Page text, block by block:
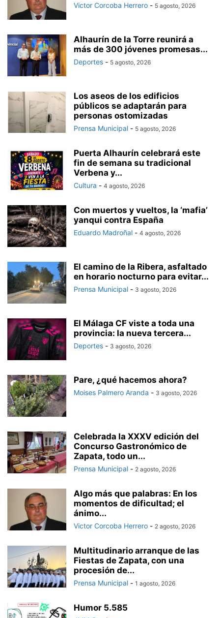
Victor Corcoba Herrero - 5 agosto, 2026
Alhaurín de la Torre reunirá a
más de 300 jóvenes promesas...
Deportes - 5 agosto, 2026
Los aseos de los edificios
públicos se adaptarán para
personas ostomizadas
Prensa Municipal - 5 agosto, 2026
Puerta Alhaurín celebrará este
fin de semana su tradicional
Verbena y...
Cultura - 4 agosto, 2026
Con muertos y vueltos, la ‘mafia’
yanqui contra España
Eduardo Madroñal - 4 agosto, 2026
El camino de la Ribera, asfaltado
en horario nocturno para evitar...
Prensa Municipal - 3 agosto, 2026
El Málaga CF viste a toda una
provincia: la nueva tercera...
Deportes - 3 agosto, 2026
Pare, ¿qué hacemos ahora?
Moises Palmero Aranda - 3 agosto, 2026
Celebrada la XXXV edición del
Concurso Gastronómico de
Zapata, todo un...
Prensa Municipal - 2 agosto, 2026
Algo más que palabras: En los
momentos de dificultad; el
ánimo...
Victor Corcoba Herrero - 2 agosto, 2026
Multitudinario arranque de las
Fiestas de Zapata, con una
procesión de...
Prensa Municipal - 1 agosto, 2026
Humor 5.585